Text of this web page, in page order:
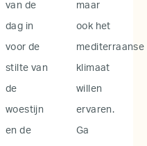
van de
dag in
voor de
stilte van
de
woestijn
en de
maar
ook het
mediterraanse
klimaat
willen
ervaren.
Ga